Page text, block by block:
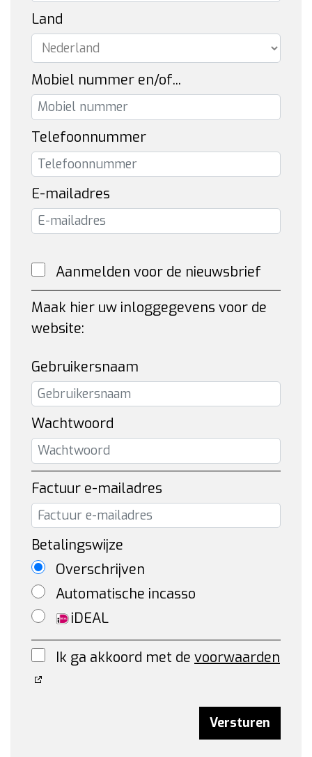
Land
Mobiel nummer en/of...
Telefoonnummer
E-mailadres
Aanmelden voor de nieuwsbrief
Maak hier uw inloggegevens voor de
website:
Gebruikersnaam
Wachtwoord
Factuur e-mailadres
Betalingswijze
Overschrijven
Automatische incasso
iDEAL
Ik ga akkoord met de voorwaarden
Versturen